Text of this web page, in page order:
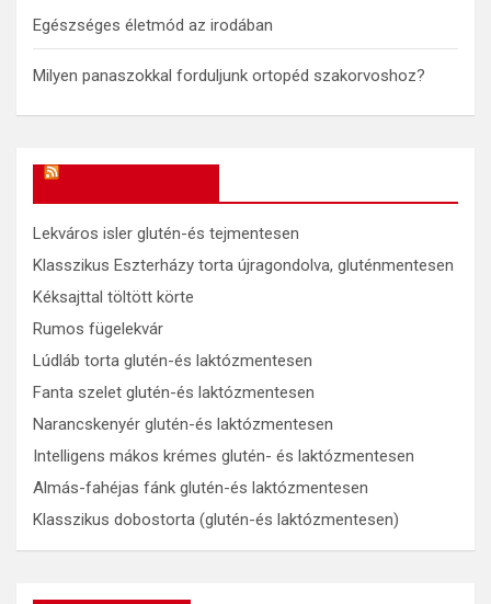
Egészséges életmód az irodában
Milyen panaszokkal forduljunk ortopéd szakorvoshoz?
Lekváros isler glutén-és tejmentesen
Klasszikus Eszterházy torta újragondolva, gluténmentesen
Kéksajttal töltött körte
Rumos fügelekvár
Lúdláb torta glutén-és laktózmentesen
Fanta szelet glutén-és laktózmentesen
Narancskenyér glutén-és laktózmentesen
Intelligens mákos krémes glutén- és laktózmentesen
Almás-fahéjas fánk glutén-és laktózmentesen
Klasszikus dobostorta (glutén-és laktózmentesen)